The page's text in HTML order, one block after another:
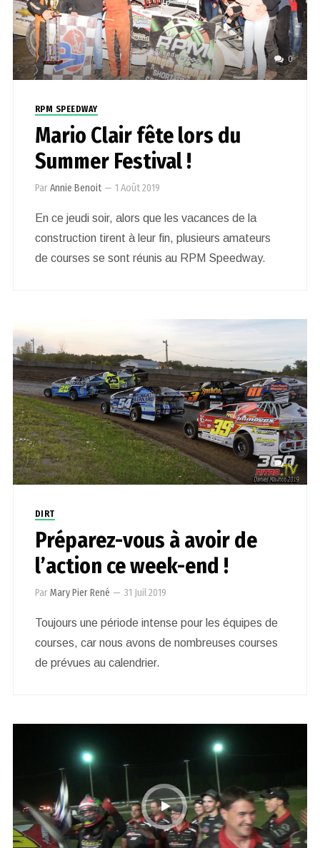
0
RPM SPEEDWAY
Mario Clair fête lors du
Summer Festival !
ParAnnie Benoit — 1 Août 2019
En ce jeudi soir, alors que les vacances de la
construction tirent à leur fin, plusieurs amateurs
de courses se sont réunis au RPM Speedway.
0
DIRT
Préparez-vous à avoir de
l’action ce week-end !
ParMary Pier René — 31 Juil 2019
Toujours une période intense pour les équipes de
courses, car nous avons de nombreuses courses
de prévues au calendrier.